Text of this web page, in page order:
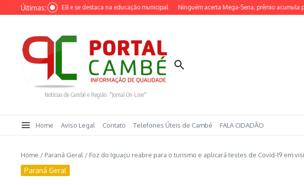
Ir para o conteúdo
Últimas:
maior nota do IDEB e se destaca na educação municipal Ninguém acerta Mega-Sena; prêmio acumula para
Notícias de Cambé e Região. "Jornal On-Line"
Home Aviso Legal Contato Telefones Úteis de Cambé FALA CIDADÃO
Home / Paraná Geral / Foz do Iguaçu reabre para o turismo e aplicará testes de Covid-19 em
Paraná Geral